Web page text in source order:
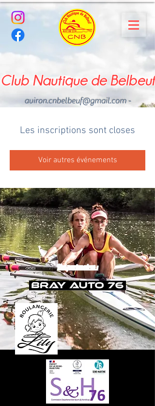
Club Nautique de Belbeuf
aviron.cnbelbeuf@gmail.com-
Les inscriptions sont closes
Voir autres événements
Nos partenaires :